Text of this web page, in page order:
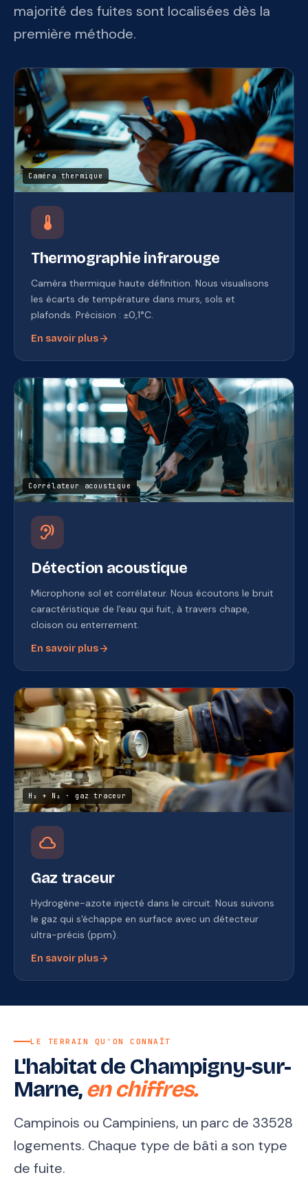
majorité des fuites sont localisées dès la
première méthode.
Caméra thermique
device_thermostat
Thermographie infrarouge
Caméra thermique haute définition. Nous visualisons
les écarts de température dans murs, sols et
plafonds. Précision : ±0,1°C.
En savoir plusarrow_forward
Corrélateur acoustique
hearing
Détection acoustique
Microphone sol et corrélateur. Nous écoutons le bruit
caractéristique de l'eau qui fuit, à travers chape,
cloison ou enterrement.
En savoir plusarrow_forward
H₂ + N₂ · gaz traceur
cloud
Gaz traceur
Hydrogène-azote injecté dans le circuit. Nous suivons
le gaz qui s'échappe en surface avec un détecteur
ultra-précis (ppm).
En savoir plusarrow_forward
LE TERRAIN QU'ON CONNAÎT
L'habitat de Champigny-sur-
Marne,en chiffres.
Campinois ou Campiniens, un parc de 33528
logements. Chaque type de bâti a son type
de fuite.